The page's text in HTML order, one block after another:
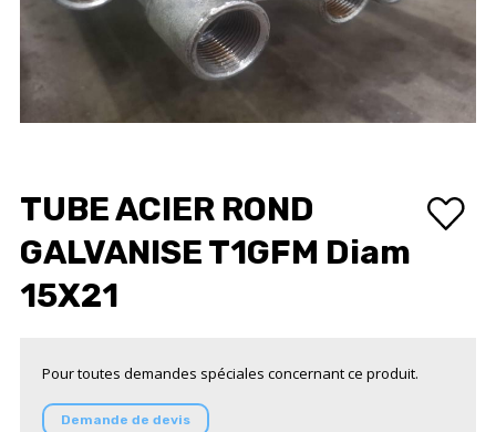
TUBE ACIER ROND
GALVANISE T1GFM Diam
15X21
Pour toutes demandes spéciales concernant ce produit.
Demande de devis